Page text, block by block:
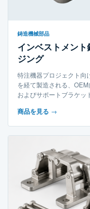
鋳造機械部品
インベストメン
ジング
特注機器プロジェクト向
を経て製造される、
およびサポートブラケッ
商品を見る →